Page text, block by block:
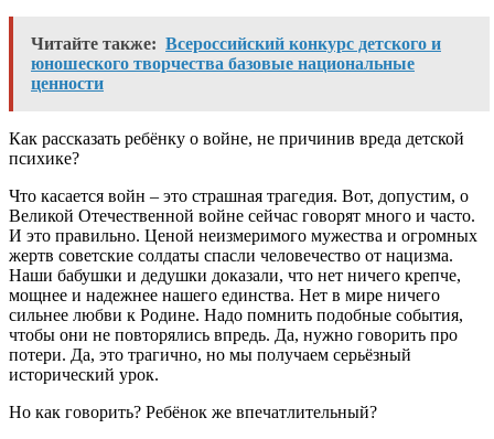
Читайте также: Всероссийский конкурс детского и
юношеского творчества базовые национальные
ценности
Как рассказать ребёнку о войне, не причинив вреда детской
психике?
Что касается войн – это страшная трагедия. Вот, допустим, о
Великой Отечественной войне сейчас говорят много и часто.
И это правильно. Ценой неизмеримого мужества и огромных
жертв советские солдаты спасли человечество от нацизма.
Наши бабушки и дедушки доказали, что нет ничего крепче,
мощнее и надежнее нашего единства. Нет в мире ничего
сильнее любви к Родине. Надо помнить подобные события,
чтобы они не повторялись впредь. Да, нужно говорить про
потери. Да, это трагично, но мы получаем серьёзный
исторический урок.
Но как говорить? Ребёнок же впечатлительный?